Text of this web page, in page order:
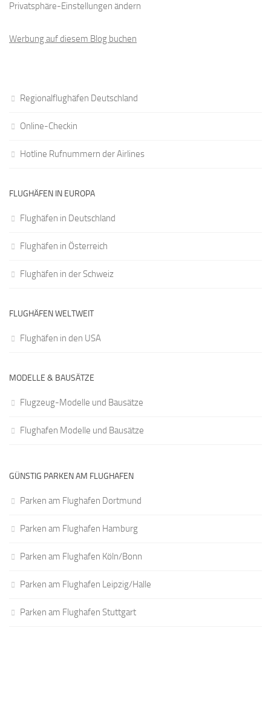
Privatsphäre-Einstellungen ändern
Werbung auf diesem Blog buchen
Regionalflughäfen Deutschland
Online-Checkin
Hotline Rufnummern der Airlines
FLUGHÄFEN IN EUROPA
Flughäfen in Deutschland
Flughäfen in Österreich
Flughäfen in der Schweiz
FLUGHÄFEN WELTWEIT
Flughäfen in den USA
MODELLE & BAUSÄTZE
Flugzeug-Modelle und Bausätze
Flughafen Modelle und Bausätze
GÜNSTIG PARKEN AM FLUGHAFEN
Parken am Flughafen Dortmund
Parken am Flughafen Hamburg
Parken am Flughafen Köln/Bonn
Parken am Flughafen Leipzig/Halle
Parken am Flughafen Stuttgart